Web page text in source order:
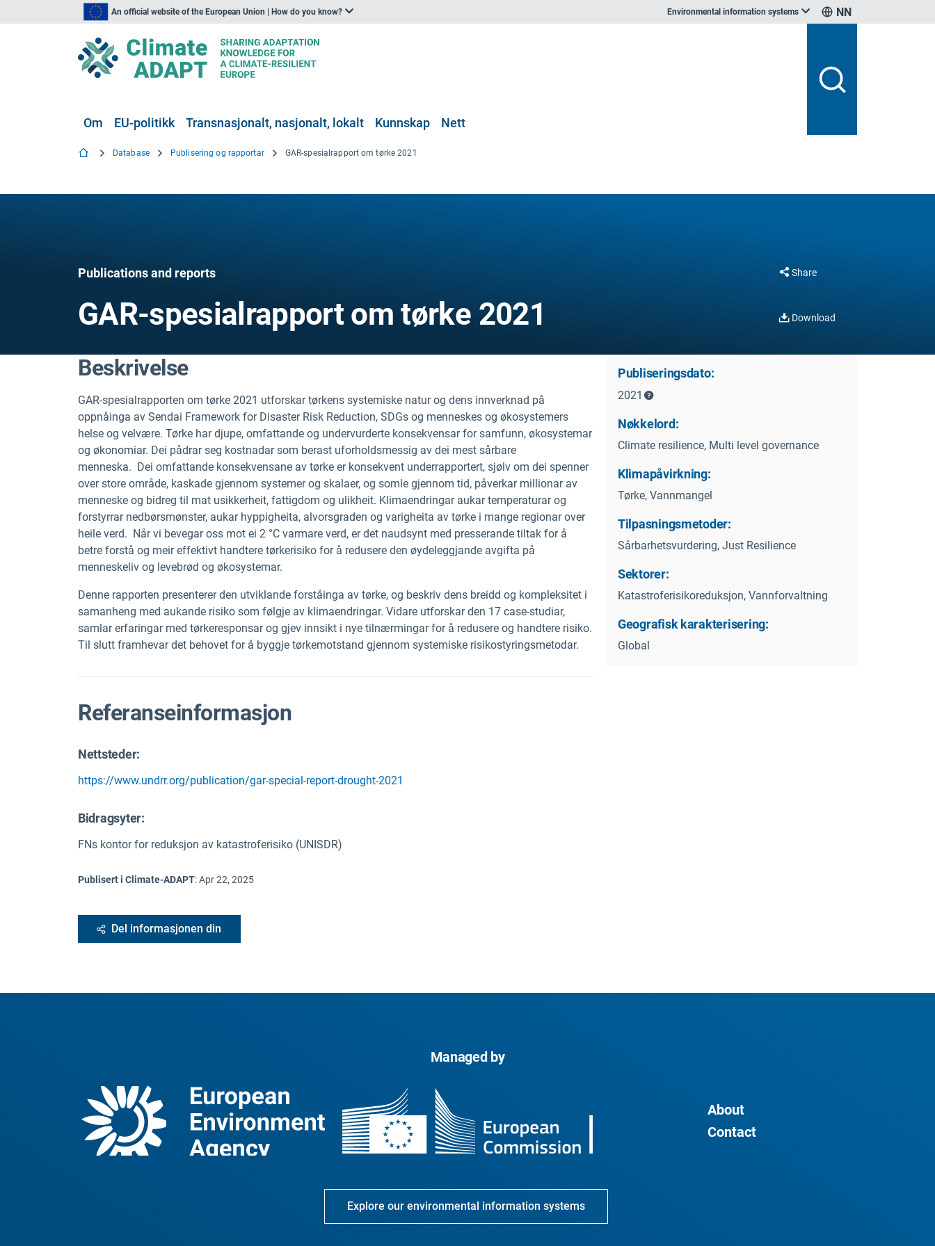
An official website of the European Union | How do you know? Environmental information systems NN
Om EU-politikk Transnasjonalt, nasjonalt, lokalt Kunnskap Nett
Database Publisering og rapportar GAR-spesialrapport om tørke 2021
Publications and reports
GAR-spesialrapport om tørke 2021
Share
Download
Beskrivelse
GAR-spesialrapporten om tørke 2021 utforskar tørkens systemiske natur og dens innverknad på
oppnåinga av Sendai Framework for Disaster Risk Reduction, SDGs og menneskes og økosystemers
helse og velvære. Tørke har djupe, omfattande og undervurderte konsekvensar for samfunn, økosystemar
og økonomiar. Dei pådrar seg kostnadar som berast uforholdsmessig av dei mest sårbare
menneska. Dei omfattande konsekvensane av tørke er konsekvent underrapportert, sjølv om dei spenner
over store område, kaskade gjennom systemer og skalaer, og somle gjennom tid, påverkar millionar av
menneske og bidreg til mat usikkerheit, fattigdom og ulikheit. Klimaendringar aukar temperaturar og
forstyrrar nedbørsmønster, aukar hyppigheita, alvorsgraden og varigheita av tørke i mange regionar over
heile verd. Når vi bevegar oss mot ei 2 °C varmare verd, er det naudsynt med presserande tiltak for å
betre forstå og meir effektivt handtere tørkerisiko for å redusere den øydeleggjande avgifta på
menneskeliv og levebrød og økosystemar.
Denne rapporten presenterer den utviklande forståinga av tørke, og beskriv dens breidd og kompleksitet i
samanheng med aukande risiko som følgje av klimaendringar. Vidare utforskar den 17 case-studiar,
samlar erfaringar med tørkeresponsar og gjev innsikt i nye tilnærmingar for å redusere og handtere risiko.
Til slutt framhevar det behovet for å byggje tørkemotstand gjennom systemiske risikostyringsmetodar.
Referanseinformasjon
Nettsteder:
https://www.undrr.org/publication/gar-special-report-drought-2021
Bidragsyter:
FNs kontor for reduksjon av katastroferisiko (UNISDR)
Publisert i Climate-ADAPT:Apr 22, 2025
Del informasjonen din
Publiseringsdato:
2021
Nøkkelord:
Climate resilience, Multi level governance
Klimapåvirkning:
Tørke, Vannmangel
Tilpasningsmetoder:
Sårbarhetsvurdering, Just Resilience
Sektorer:
Katastroferisikoreduksjon, Vannforvaltning
Geografisk karakterisering:
Global
Managed by
About
Contact
Explore our environmental information systems